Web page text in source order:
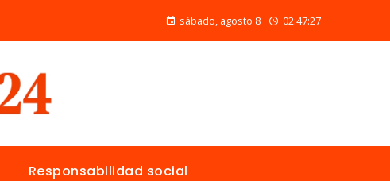
sábado, agosto 8 02:47:28
Responsabilidad social